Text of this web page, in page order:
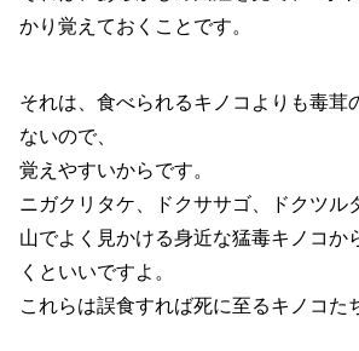
かり覚えておくことです。
それは、食べられるキノコよりも毒茸
ないので、
覚えやすいからです。
ニガクリタケ、ドクササゴ、ドクツル
山でよく見かける身近な猛毒キノコか
くといいですよ。
これらは誤食すれば死に至るキノコた